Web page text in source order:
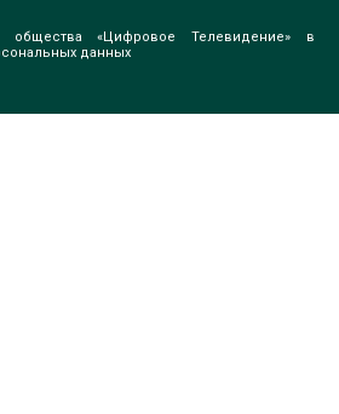
общества «Цифровое Телевидение» в
данных